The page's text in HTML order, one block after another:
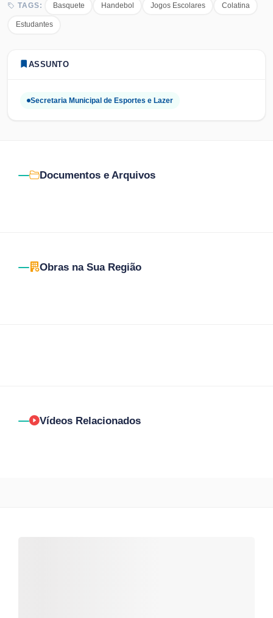
TAGS: Basquete Handebol Jogos Escolares Colatina
Estudantes
ASSUNTO
Secretaria Municipal de Esportes e Lazer
Documentos e Arquivos
Obras na Sua Região
Vídeos Relacionados